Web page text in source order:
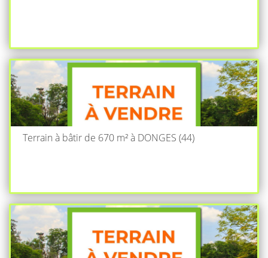
Terrain à bâtir de 670 m² à DONGES (44)